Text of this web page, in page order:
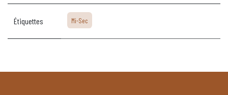
Étiquettes Mi-Sec